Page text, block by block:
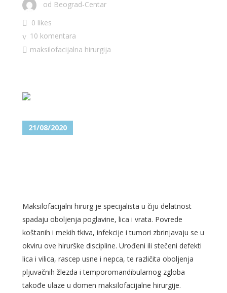
od Beograd-Centar
0 likes
10 komentara
maksilofacijalna hirurgija
21/08/2020
Maksilofacijalni hirurg je specijalista u čiju delatnost
spadaju oboljenja poglavine, lica i vrata. Povrede
koštanih i mekih tkiva, infekcije i tumori zbrinjavaju se u
okviru ove hirurške discipline. Urođeni ili stečeni defekti
lica i vilica, rascep usne i nepca, te različita oboljenja
pljuvačnih žlezda i temporomandibularnog zgloba
takođe ulaze u domen maksilofacijalne hirurgije.